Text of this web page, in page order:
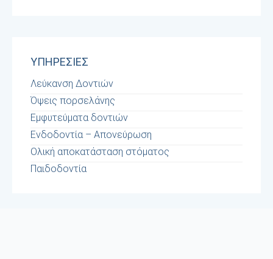
ΥΠΗΡΕΣΙΕΣ
Λεύκανση Δοντιών
Όψεις πορσελάνης
Εμφυτεύματα δοντιών
Ενδοδοντία – Απονεύρωση
Ολική αποκατάσταση στόματος
Παιδοδοντία